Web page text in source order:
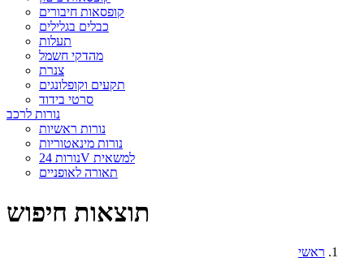
קופסאות חיבורים
כבלים בגלילים
תעלות
מהדקי חשמל
צנרת
תקעים וקופלונגים
סרטי בידוד
נורות לרכב
נורות ראשיות
נורות מינאטוריות
נורות 24V למשאית
תאורה לאופניים
תוצאות חיפוש
ראשי